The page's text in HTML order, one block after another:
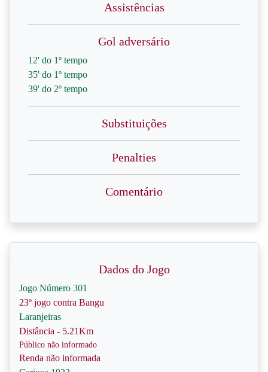
Assistências
Gol adversário
12' do 1º tempo
35' do 1º tempo
39' do 2º tempo
Substituições
Penalties
Comentário
Dados do Jogo
Jogo Número 301
23º jogo contra Bangu
Laranjeiras
Distância - 5.21Km
Público não informado
Renda não informada